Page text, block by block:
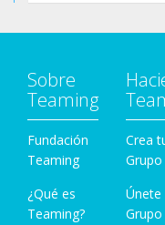
Sobre
Teaming
Fundación
Teaming
¿Qué es
Teaming?
Crea
Grupo
Únete
Grupo